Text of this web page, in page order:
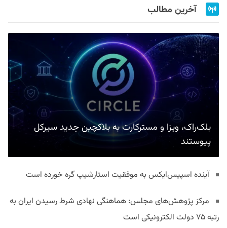
آخرین مطالب
بلک‌راک، ویزا و مسترکارت به بلاکچین جدید سیرکل
پیوستند
آینده اسپیس‌ایکس به موفقیت استارشیپ گره خورده است
مرکز پژوهش‌های مجلس: هماهنگی نهادی شرط رسیدن ایران به
رتبه ۷۵ دولت الکترونیکی است